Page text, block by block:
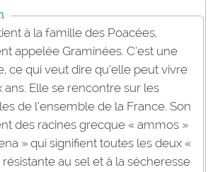
à la famille des Poacées,
appelée Graminées. C’est une
ce qui veut dire qu’elle peut vivre
ans. Elle se rencontre sur les
de l’ensemble de la France. Son
des racines grecque « ammos »
» qui signifient toutes les deux «
résistante au sel et à la sécheresse